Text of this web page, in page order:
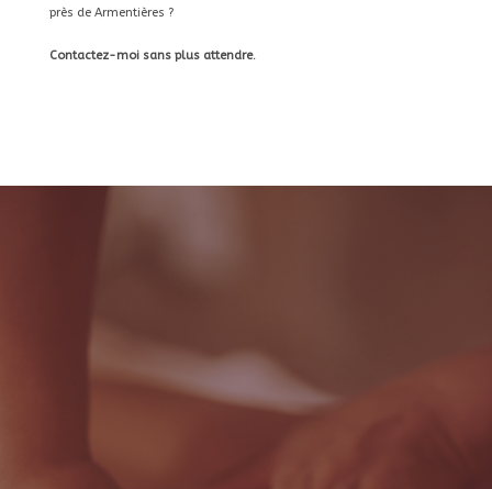
près de Armentières ?
Contactez-moi sans plus attendre.